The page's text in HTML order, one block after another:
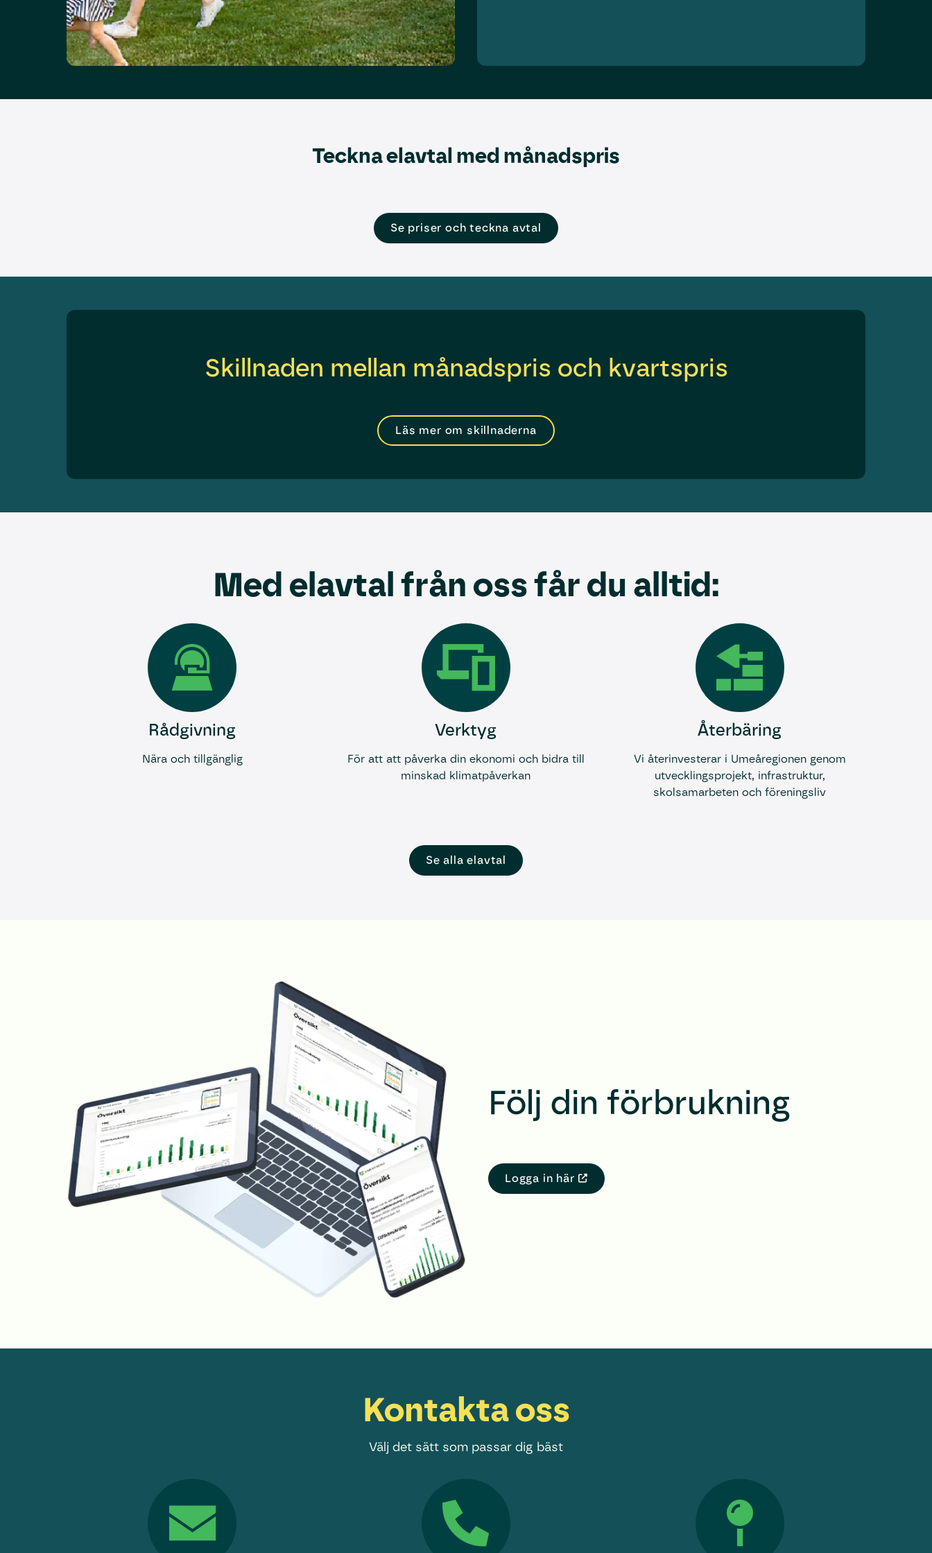
Teckna elavtal med månadspris
Se priser och teckna avtal
Skillnaden mellan månadspris och kvartspris
Läs mer om skillnaderna
Med elavtal från oss får du alltid:
Rådgivning
Nära och tillgänglig
Verktyg
För att att påverka din ekonomi och bidra till
minskad klimatpåverkan
Återbäring
Vi återinvesterar i Umeåregionen genom
utvecklingsprojekt, infrastruktur,
skolsamarbeten och föreningsliv
Se alla el­avtal
Följ din förbrukning
Logga in här
Kontakta oss
Välj det sätt som passar dig bäst